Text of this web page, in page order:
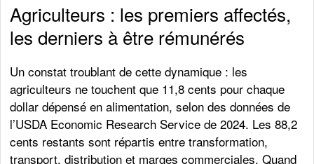
Agriculteurs : les premiers affectés,
les derniers à être rémunérés
Un constat troublant de cette dynamique : les
agriculteurs ne touchent que 11,8 cents pour chaque
dollar dépensé en alimentation, selon des données de
l’USDA Economic Research Service de 2024. Les 88,2
cents restants sont répartis entre transformation,
transport, distribution et marges commerciales. Quand